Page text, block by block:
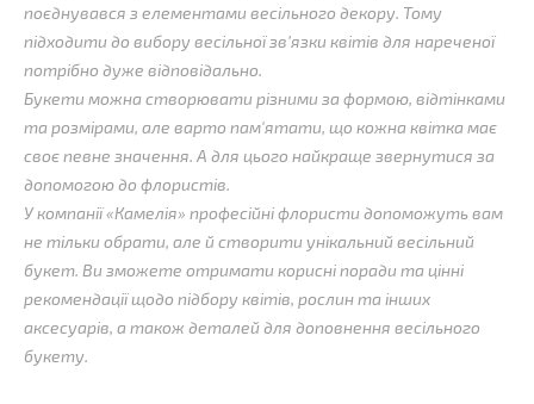
поєднувався з елементами весільного декору. Тому
підходити до вибору весільної зв’язки квітів для нареченої
потрібно дуже відповідально.
Букети можна створювати різними за формою, відтінками
та розмірами, але варто пам'ятати, що кожна квітка має
своє певне значення. А для цього найкраще звернутися за
допомогою до флористів.
У компанії «Камелія» професійні флористи допоможуть вам
не тільки обрати, але й створити унікальний весільний
букет. Ви зможете отримати корисні поради та цінні
рекомендації щодо підбору квітів, рослин та інших
аксесуарів, а також деталей для доповнення весільного
букету.